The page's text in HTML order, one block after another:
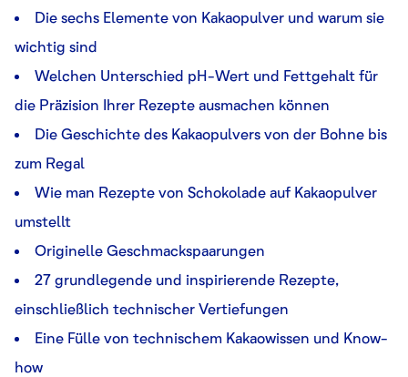
Die sechs Elemente von Kakaopulver und warum sie
wichtig sind
Welchen Unterschied pH-Wert und Fettgehalt für
die Präzision Ihrer Rezepte ausmachen können
Die Geschichte des Kakaopulvers von der Bohne bis
zum Regal
Wie man Rezepte von Schokolade auf Kakaopulver
umstellt
Originelle Geschmackspaarungen
27 grundlegende und inspirierende Rezepte,
einschließlich technischer Vertiefungen
Eine Fülle von technischem Kakaowissen und Know-
how